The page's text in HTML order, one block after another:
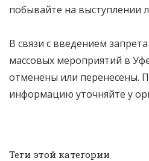
побывайте на выступлении
В связи с введением
массовых мероприятий в
отменены или перенесены.
информацию уточняйте у
Теги этой категории